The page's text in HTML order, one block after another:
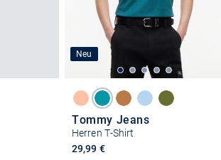
Neu
Tommy Jeans
Herren T-Shirt
29,99 €